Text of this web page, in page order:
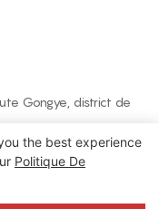
Gongye, district de
the best experience
Politique De